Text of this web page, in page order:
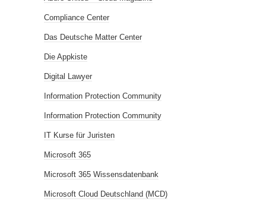
Compliance Center
Das Deutsche Matter Center
Die Appkiste
Digital Lawyer
Information Protection Community
Information Protection Community
IT Kurse für Juristen
Microsoft 365
Microsoft 365 Wissensdatenbank
Microsoft Cloud Deutschland (MCD)